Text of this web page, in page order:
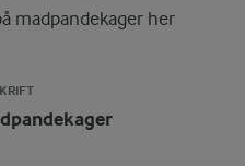
madpandekager her